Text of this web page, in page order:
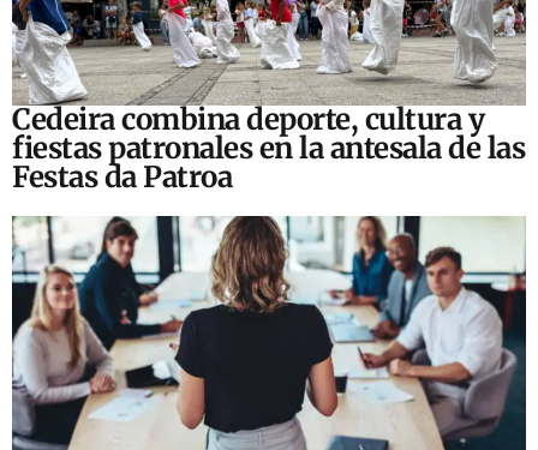
Cedeira combina deporte, cultura y
fiestas patronales en la antesala de las
Festas da Patroa